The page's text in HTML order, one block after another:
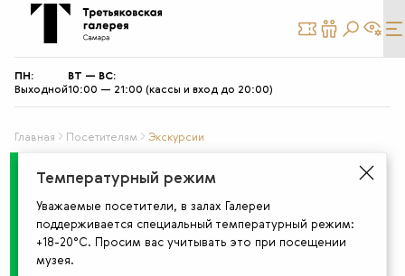
КУПИТЬ
СТАТЬ
ПН:
Выходной
ВТ — ВС:
10:00 — 21:00 (кассы и вход до 20:00)
Главная Посетителям Экскурсии
Подберите экскурсию
АУДИТОРИЯ
Температурный режим
Уважаемые посетители, в залах Галереи
поддерживается специальный температурный режим:
+18-20°С. Просим вас учитывать это при посещении
музея.